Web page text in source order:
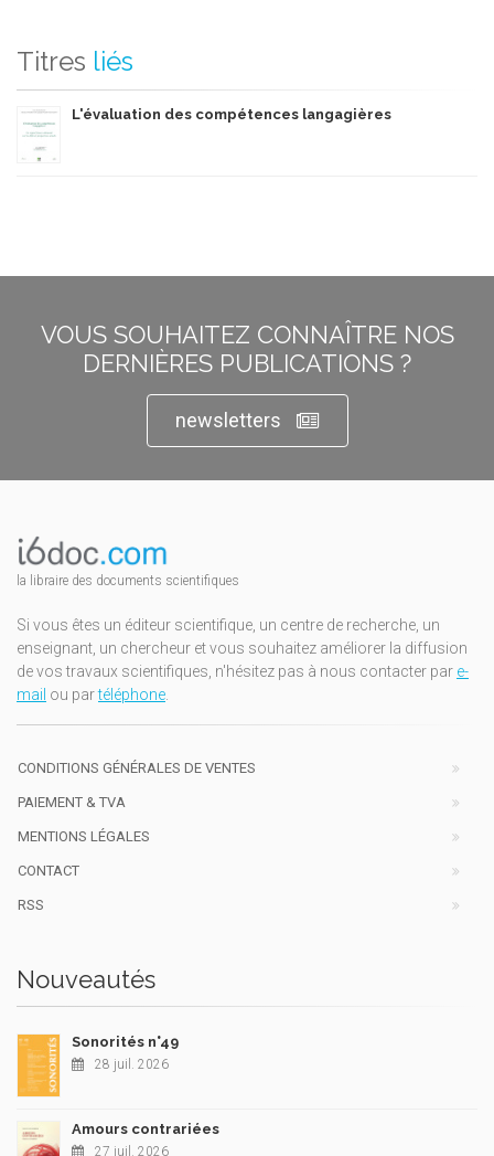
Titres liés
L'évaluation des compétences langagières
VOUS SOUHAITEZ CONNAÎTRE NOS
DERNIÈRES PUBLICATIONS ?
newsletters
la libraire des documents scientifiques
Si vous êtes un éditeur scientifique, un centre de recherche, un
enseignant, un chercheur et vous souhaitez améliorer la diffusion
de vos travaux scientifiques, n'hésitez pas à nous contacter par e-
mail ou partéléphone
CONDITIONS GÉNÉRALES DE VENTES
PAIEMENT & TVA
MENTIONS LÉGALES
CONTACT
RSS
Nouveautés
Sonorités n°49
28 juil. 2026
Amours contrariées
27 juil. 2026